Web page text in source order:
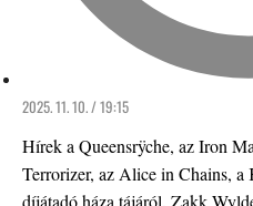
2025. 11. 10. / 19:15
Hírek a Queensrÿche, az Iron
Terrorizer, az Alice in Chains, a